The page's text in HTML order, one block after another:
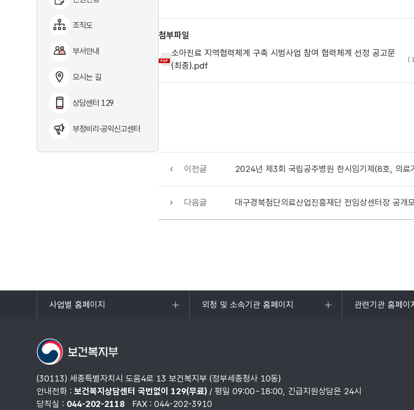
조직도
부서안내
오시는 길
상담센터 129
부정비리·공익신고센터
첨부파일
소아진료 지역협력체계 구축 시범사업 참여 협력체계 선정 공고문
(최종).pdf
(
이전글 2024년 제3회 국립공주병원 한시임기제(8호, 의료
다음글 대구경북첨단의료산업진흥재단 전임상센터장 공개
사업별 홈페이지
목록
외청 및 소속기관 홈페이지
목록
관련기관 홈페이
목록
(30113) 세종특별자치시 도움4로 13 보건복지부 (정부세종청사 10동)
안내전화 : 보건복지상담센터 국번없이 129(무료) / 평일 09:00~18:00, 긴급지원상담은 24시
당직실 : 044-202-2118 FAX : 044-202-3910